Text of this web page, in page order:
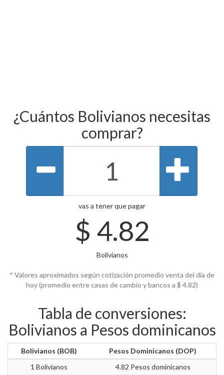
¿Cuántos Bolivianos necesitas
comprar?
vas a tener que pagar
$ 4.82
Bolivianos
* Valores aproximados según cotización promedio venta del día de
hoy (promedio entre casas de cambio y bancos a $ 4.82)
Tabla de conversiones:
Bolivianos a Pesos dominicanos
Bolivianos (BOB)
Pesos Dominicanos (DOP)
1 Bolivianos
4.82 Pesos dominicanos